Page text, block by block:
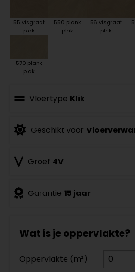
55 visgraat
plak
550 plank
plak
56 visgraat
plak
570 plank
plak
Vloertype Klik
Geschikt voor
Groef 4V
Garantie 15 jaar
Wat is je oppervlakte?
Oppervlakte (m²)